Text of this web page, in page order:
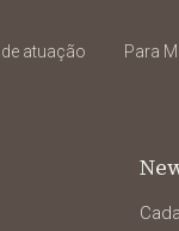
atuação Para